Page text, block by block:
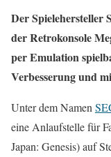
Der Spielehersteller
der Retrokonsole
per Emulation
Verbesserung und
Unter dem Namen
eine Anlaufstelle für
Japan: Genesis) auf